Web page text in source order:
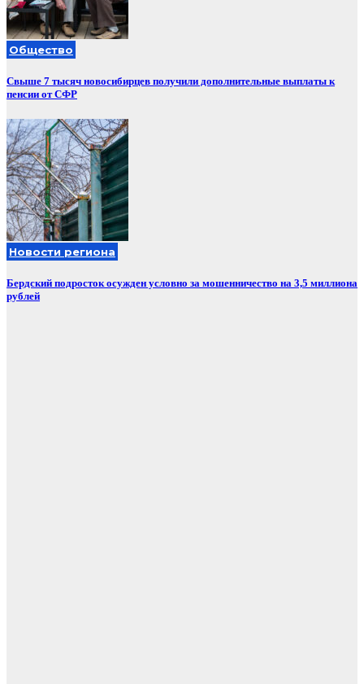
Общество
Свыше 7 тысяч новосибирцев получили дополнительные выплаты к
пенсии от СФР
Новости региона
Бердский подросток осужден условно за мошенничество на 3,5 миллиона
рублей